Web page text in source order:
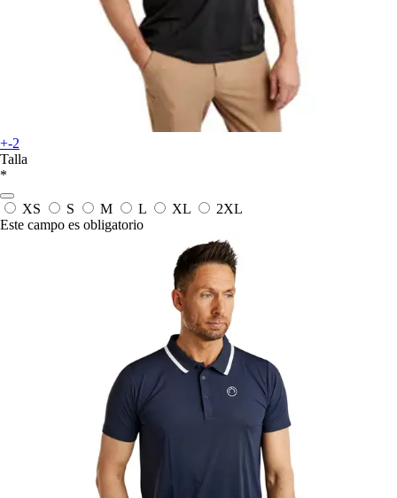
+-2
Talla
*
XS S M L XL
2XL
Este campo es obligatorio